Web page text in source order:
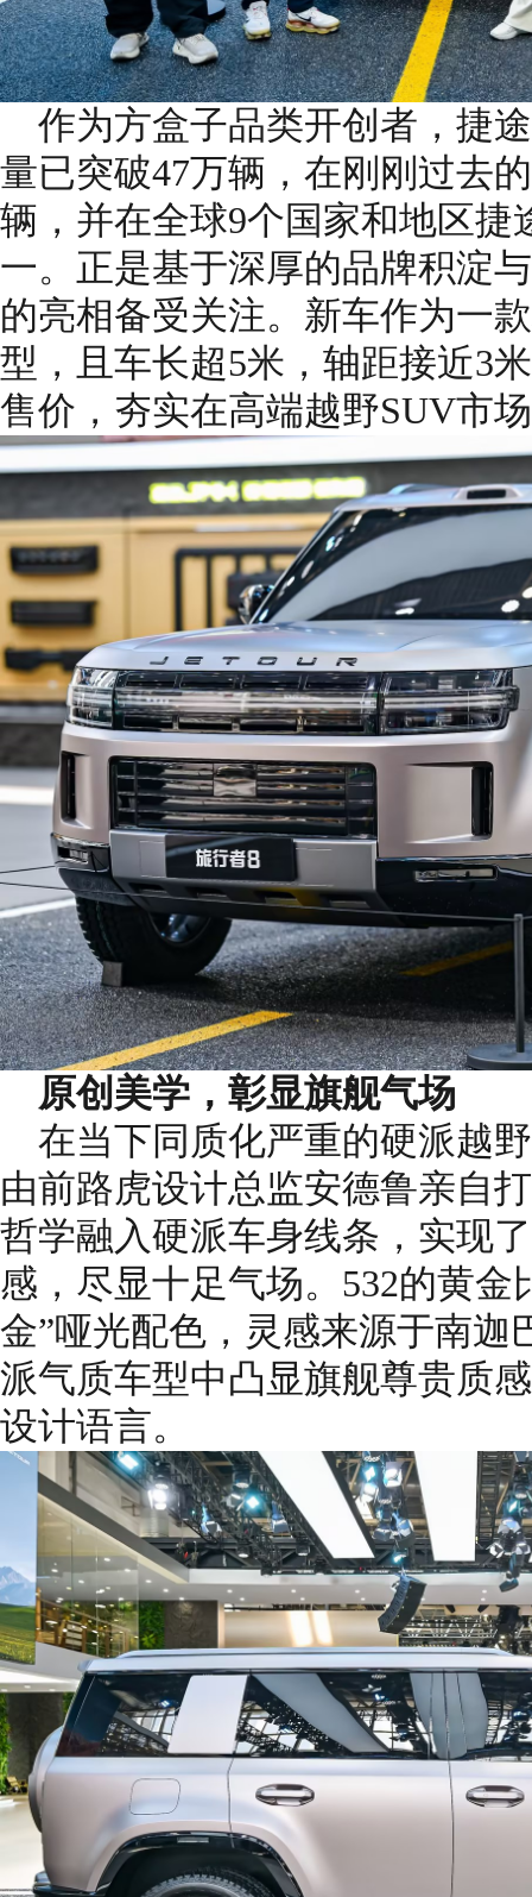
作为方盒子品类开创者，捷
量已突破47万辆，在刚刚过去
辆，并在全球9个国家和地区捷
一。正是基于深厚的品牌积淀
的亮相备受关注。新车作为一
型，且车长超5米，轴距接近3
售价，夯实在高端越野SUV市
原创美学，彰显旗舰气场
在当下同质化严重的硬派越
由前路虎设计总监安德鲁亲自
哲学融入硬派车身线条，实现
感，尽显十足气场。532的黄金
金”哑光配色，灵感来源于南迦
派气质车型中凸显旗舰尊贵质
设计语言。